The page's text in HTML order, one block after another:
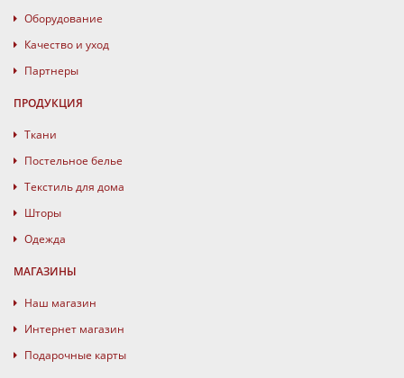
Оборудование
Качество и уход
Партнеры
ПРОДУКЦИЯ
Ткани
Постельное белье
Текстиль для дома
Шторы
Одежда
МАГАЗИНЫ
Наш магазин
Интернет магазин
Подарочные карты